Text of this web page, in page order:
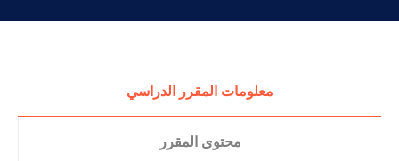
معلومات المقرر الدراسي
محتوى المقرر